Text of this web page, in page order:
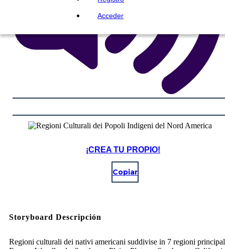
Acceder
¡CREA TU PROPIO!
Copiar
Storyboard Descripción
Regioni culturali dei nativi americani suddivise in 7 regioni